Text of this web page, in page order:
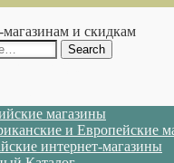
и скидкам
магазины
и Европейские
интернет-магазины